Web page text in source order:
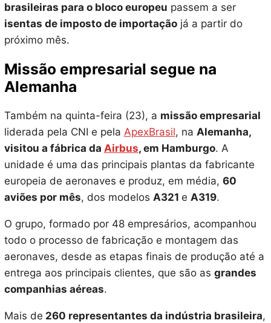
brasileiras para o bloco europeu passem a ser
isentas de imposto de importaçãojá a partir do
próximo mês.
Missão empresarial segue na
Alemanha
Também na quinta-feira (23), a missão empresarial
liderada pela CNI e pela ApexBrasil, na Alemanha,
visitou a fábrica da Airbus, em Hamburgo. A
unidade é uma das principais plantas da fabricante
europeia de aeronaves e produz, em média, 60
aviões por mês, dos modelos A321 e A319.
O grupo, formado por 48 empresários, acompanhou
todo o processo de fabricação e montagem das
aeronaves, desde as etapas finais de produção até a
entrega aos principais clientes, que são as grandes
companhias aéreas.
Mais de 260 representantes da indústria brasileira,